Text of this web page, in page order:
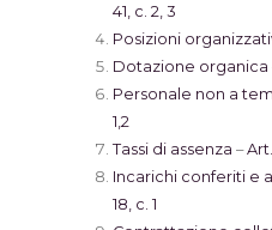
41, c. 2, 3
Posizioni
Dotazione organica
Personale non a
1,2
Tassi di assenza –
Incarichi conferiti e
18, c. 1